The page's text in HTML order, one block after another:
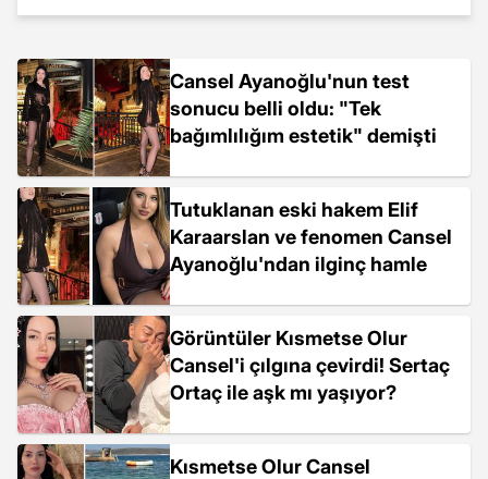
Cansel Ayanoğlu'nun test
sonucu belli oldu: "Tek
bağımlılığım estetik" demişti
Tutuklanan eski hakem Elif
Karaarslan ve fenomen Cansel
Ayanoğlu'ndan ilginç hamle
Görüntüler Kısmetse Olur
Cansel'i çılgına çevirdi! Sertaç
Ortaç ile aşk mı yaşıyor?
Kısmetse Olur Cansel